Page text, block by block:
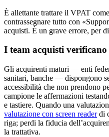
È allettante trattare il VPAT
contrassegnare tutto con
acquisti. È un grave errore, per
I team acquisti verificano
Gli acquirenti maturi — enti
sanitari, banche — dispongono
accessibilità che non prendono
campione le affermazioni
e tastiere. Quando una
valutazione con screen readerdi
riga; perdi la fiducia
la trattativa.